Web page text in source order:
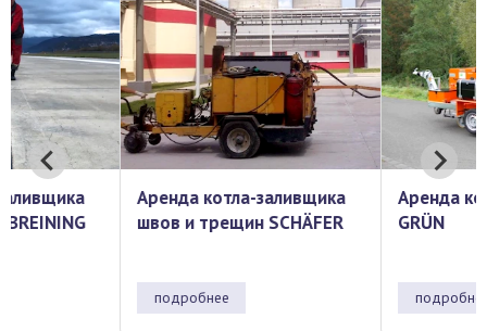
Аренда котла-заливщика
швов и трещин SCHÄFER
Аренда котла
GRÜN